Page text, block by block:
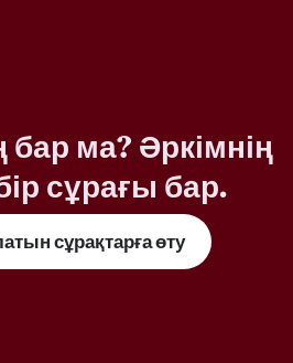
ма? Әркімнің
сұрағы бар.
сұрақтарға өту